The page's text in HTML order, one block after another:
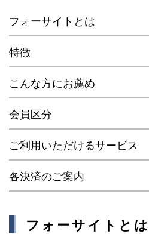
フォーサイトとは
特徴
こんな方にお薦め
会員区分
ご利用いただけるサービス
各決済のご案内
フォーサイトとは